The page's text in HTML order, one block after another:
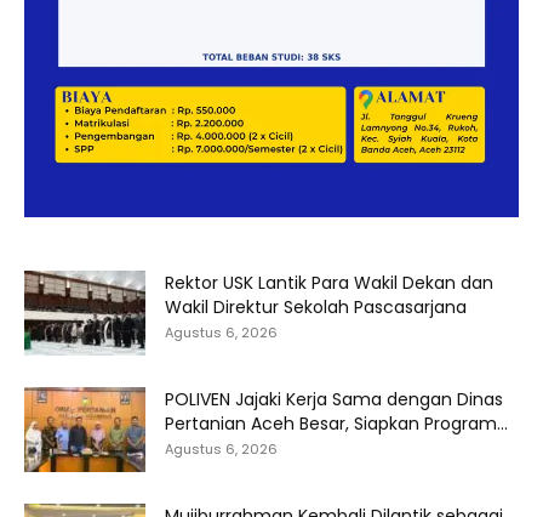
Rektor USK Lantik Para Wakil Dekan dan
Wakil Direktur Sekolah Pascasarjana
Agustus 6, 2026
POLIVEN Jajaki Kerja Sama dengan Dinas
Pertanian Aceh Besar, Siapkan Program...
Agustus 6, 2026